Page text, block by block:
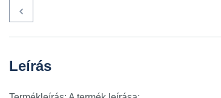
Leírás